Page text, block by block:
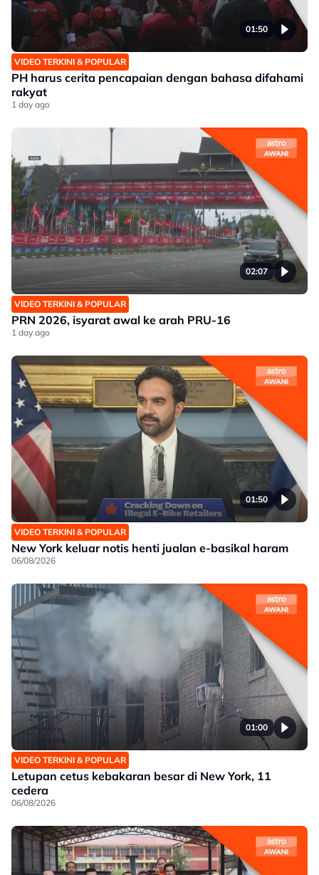
01:50
VIDEO TERKINI & POPULAR
PH harus cerita pencapaian dengan bahasa difahami
rakyat
1 day ago
02:07
VIDEO TERKINI & POPULAR
PRN 2026, isyarat awal ke arah PRU-16
1 day ago
01:50
VIDEO TERKINI & POPULAR
New York keluar notis henti jualan e-basikal haram
06/08/2026
01:00
VIDEO TERKINI & POPULAR
Letupan cetus kebakaran besar di New York, 11
cedera
06/08/2026